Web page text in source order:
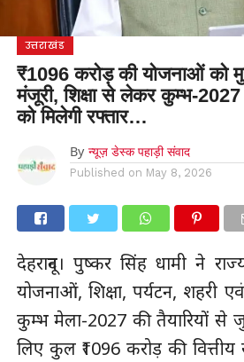
उत्तराखंड
₹1096 करोड़ की योजनाओं को
मंजूरी, शिक्षा से लेकर कुम्भ-2027
को मिलेगी रफ्तार…
By न्यूज़ डेस्क पहाड़ी संवाद
Published on May 8, 2026
देहरादून। पुष्कर सिंह धामी ने
योजनाओं, शिक्षा, पर्यटन, शहरी
कुम्भ मेला-2027 की तैयारियों से
लिए कुल ₹1096 करोड़ की वित्तीय